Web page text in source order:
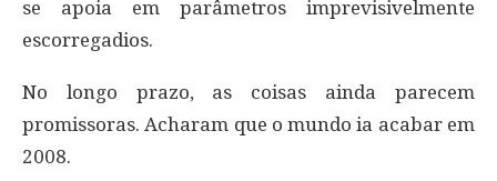
se apoia em parâmetros imprevisivelmente
escorregadios.
No longo prazo, as coisas ainda parecem
promissoras. Acharam que o mundo ia acabar em
2008.